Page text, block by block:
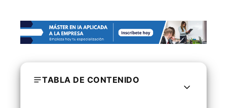
TABLA DE CONTENIDO